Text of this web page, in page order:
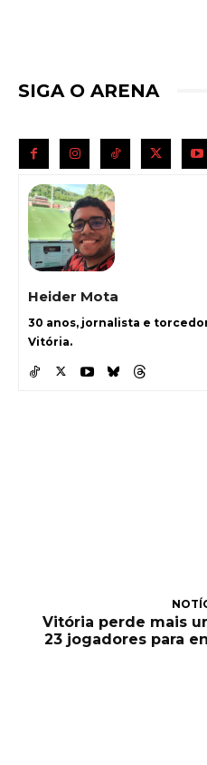
SIGA O ARENA
Heider Mota
30 anos, jornalista e
Vitória.
Vitória perde mais
23 jogadores para